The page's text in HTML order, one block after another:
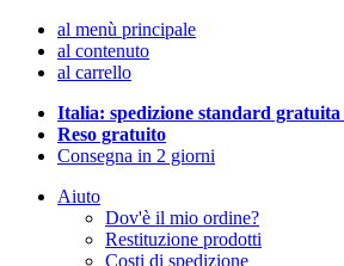
al menù principale
al contenuto
al carrello
Italia: spedizione standard gratuita
Reso gratuito
Consegna in 2 giorni
Aiuto
Dov'è il mio ordine?
Restituzione prodotti
Costi di spedizione